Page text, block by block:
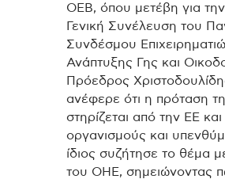
ΟΕΒ, όπου μετέβη για την
Γενική Συνέλευση του
Συνδέσμου
Ανάπτυξης Γης και
Πρόεδρος
ανέφερε ότι η πρόταση
στηρίζεται από την ΕΕ και
οργανισμούς και
ίδιος συζήτησε το θέμα
του ΟΗΕ, σημειώνοντας